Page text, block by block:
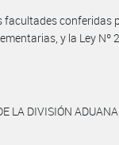
facultades conferidas
y la Ley Nº
LA DIVISIÓN